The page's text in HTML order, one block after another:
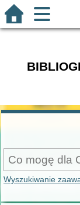
Wyszukiwanie